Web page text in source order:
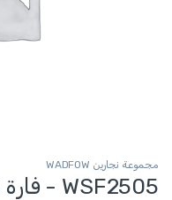
مجموعة نجارين WADFOW